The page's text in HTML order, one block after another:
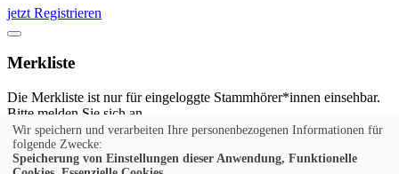
jetzt Registrieren
Merkliste
Die Merkliste ist nur für eingeloggte Stammhörer*innen einsehbar.
Bitte melden Sie sich an.
Anmelden
Wir speichern und verarbeiten Ihre personenbezogenen Informationen für
folgende Zwecke:
Speicherung von Einstellungen dieser Anwendung, Funktionelle